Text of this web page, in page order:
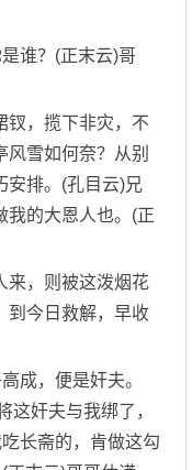
谁？(正末云)哥
钗，揽下非灾，不
雪如何奈？从别
安排。(孔目云)兄
我的大恩人也。(正
来，则被这泼烟花
到今日救解，早收
成，便是奸夫。
这奸夫与我绑了，
长斋的，肯做这勾